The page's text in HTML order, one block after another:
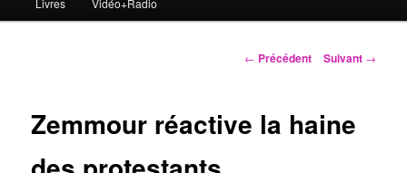
contenu
Livres Vidéo+Radio
Navigation
← Précédent Suivant →
Zemmour réactive la haine